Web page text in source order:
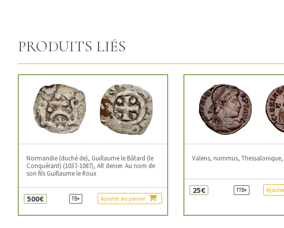
PRODUITS LIÉS
Normandie (duché de), Guillaume le Bâtard (le
Conquérant) (1037-1087), AR denier. Au nom de
son fils Guillaume le Roux
500€ TB+ Ajouter au panier
Valens, nummus, Thessalonique,
25€ TTB+